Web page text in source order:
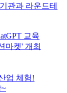
관과 라운드테
교육
마켓' 개최
업 체험!
~